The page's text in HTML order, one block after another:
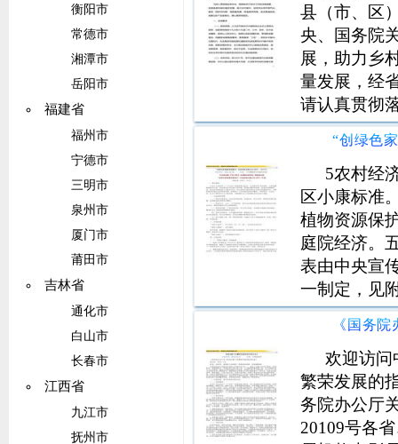
衡阳市
常德市
湘潭市
岳阳市
福建省
福州市
宁德市
三明市
泉州市
厦门市
莆田市
吉林省
通化市
白山市
长春市
江西省
九江市
抚州市
县（市、区
央、国务院
展，助力乡
量发展，经
请认真贯彻
立政府购买
推动县、乡
和乡镇综合
5农村经
区小康标准
植物资源保
庭院经济。
表由中央宣
一制定，见
中央宣传部
定，见附表
级政府林业
欢迎访问
繁荣发展的
务院办公厅
20109号各